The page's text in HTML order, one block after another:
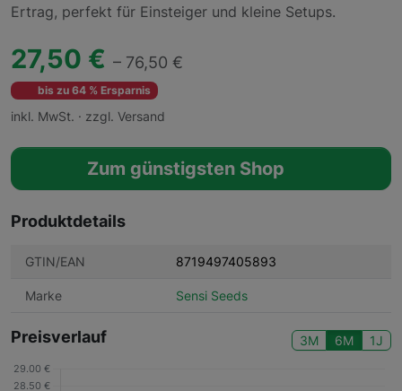
Ertrag, perfekt für Einsteiger und kleine Setups.
27,50 € – 76,50 €
bis zu 64 % Ersparnis
inkl. MwSt. · zzgl. Versand
Zum günstigsten Shop
Produktdetails
GTIN/EAN 8719497405893
Marke Sensi Seeds
Preisverlauf 3M 6M 1J